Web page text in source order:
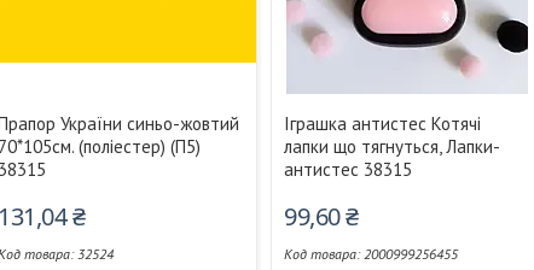
України синьо-жовтий
70*105см. (поліестер) (П5)
38315
131,04 ₴
32524
Іграшка антистес Котячі
лапки що тягнуться, Лапки-
антистес 38315
99,60 ₴
2000999256455